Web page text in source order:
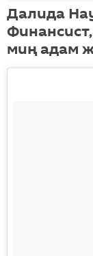
Далида
миң адам